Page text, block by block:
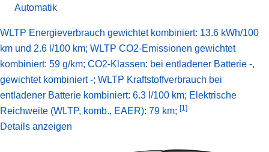
Automatik
WLTP Energieverbrauch gewichtet kombiniert: 13.6 kWh/100
km und 2.6 l/100 km; WLTP CO2-Emissionen gewichtet
kombiniert: 59 g/km; CO2-Klassen: bei entladener Batterie -,
gewichtet kombiniert -; WLTP Kraftstoffverbrauch bei
entladener Batterie kombiniert: 6.3 l/100 km; Elektrische
Reichweite (WLTP, komb., EAER): 79 km; [1]
Details anzeigen